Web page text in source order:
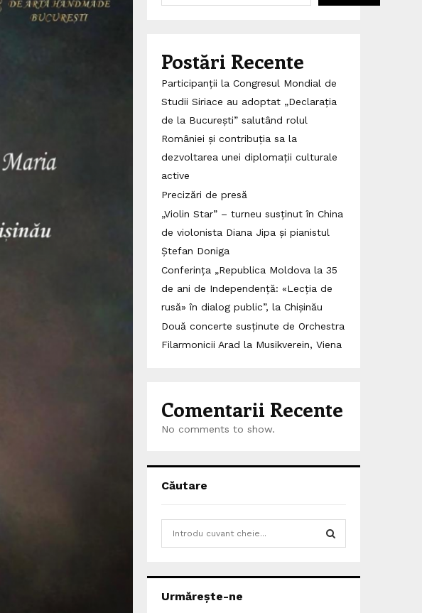
Postări Recente
Participanții la Congresul Mondial de
Studii Siriace au adoptat „Declarația
de la București” salutând rolul
României și contribuția sa la
dezvoltarea unei diplomații culturale
active
Precizări de presă
„Violin Star” – turneu susținut în China
de violonista Diana Jipa și pianistul
Ștefan Doniga
Conferința „Republica Moldova la 35
de ani de Independență: «Lecția de
rusă» în dialog public”, la Chișinău
Două concerte susținute de Orchestra
Filarmonicii Arad la Musikverein, Viena
Comentarii Recente
No comments to show.
Căutare
h
Urmărește-ne